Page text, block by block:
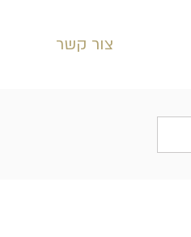
צור קשר